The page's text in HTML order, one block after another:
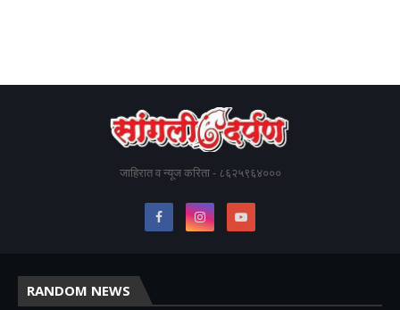
जाहिरात व न्यूज करिता - ८६२५९६४०००
RANDOM NEWS